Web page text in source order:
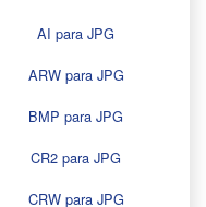
AI para JPG
ARW para JPG
BMP para JPG
CR2 para JPG
CRW para JPG